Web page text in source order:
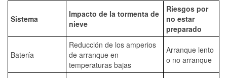
Sistema
Impacto de la tormenta de
nieve
Riesgos por
no estar
preparado
Batería
Reducción de los amperios
de arranque en
temperaturas bajas
Arranque lento
o no arranque